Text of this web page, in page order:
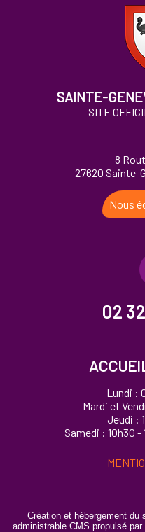
SAINTE-
SITE
8
27620 Sainte-
Nous
02
Lundi :
Mardi et
Jeudi :
Samedi : 10h30
Création et hébergement du
administrable CMS propulsé par